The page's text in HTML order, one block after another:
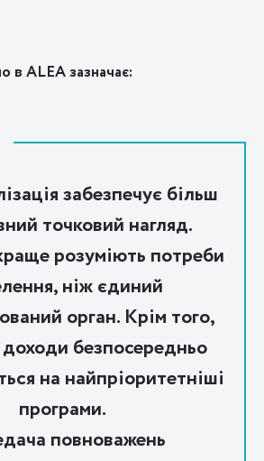
в ALEA зазначає:
забезпечує більш
точковий нагляд.
розуміють потреби
ніж єдиний
орган. Крім того,
безпосередньо
на найпріоритетніші
програми.
повноважень